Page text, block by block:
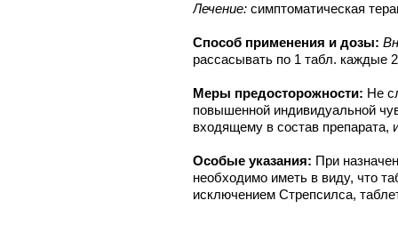
Лечение: симптоматическая
Способ применения и дозы:
рассасывать по 1 табл. каждые
Меры предосторожности: Не
повышенной индивидуальной
входящему в состав препарата,
Особые указания: При
необходимо иметь в виду, что
исключением Стрепсилса,